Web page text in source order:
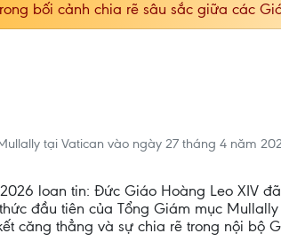
bối cảnh chia rẽ sâu sắc giữa các
tại Vatican vào ngày 27 tháng 4 năm
loan tin: Đức Giáo Hoàng Leo XIV
đầu tiên của Tổng Giám mục
căng thẳng và sự chia rẽ trong nội bộ